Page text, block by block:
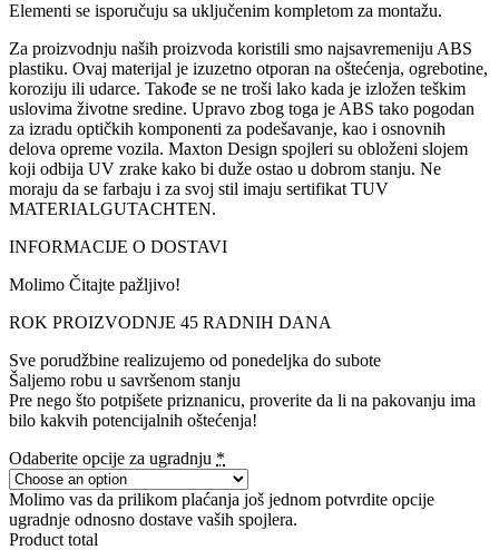
Elementi se isporučuju sa uključenim kompletom za montažu.
Za proizvodnju naših proizvoda koristili smo najsavremeniju ABS
plastiku. Ovaj materijal je izuzetno otporan na oštećenja, ogrebotine,
koroziju ili udarce. Takođe se ne troši lako kada je izložen teškim
uslovima životne sredine. Upravo zbog toga je ABS tako pogodan
za izradu optičkih komponenti za podešavanje, kao i osnovnih
delova opreme vozila. Maxton Design spojleri su obloženi slojem
koji odbija UV zrake kako bi duže ostao u dobrom stanju. Ne
moraju da se farbaju i za svoj stil imaju sertifikat TUV
MATERIALGUTACHTEN.
INFORMACIJE O DOSTAVI
Molimo Čitajte pažljivo!
ROK PROIZVODNJE 45 RADNIH DANA
Sve porudžbine realizujemo od ponedeljka do subote
Šaljemo robu u savršenom stanju
Pre nego što potpišete priznanicu, proverite da li na pakovanju ima
bilo kakvih potencijalnih oštećenja!
Odaberite opcije za ugradnju *
Molimo vas da prilikom plaćanja još jednom potvrdite opcije
ugradnje odnosno dostave vaših spojlera.
Product total